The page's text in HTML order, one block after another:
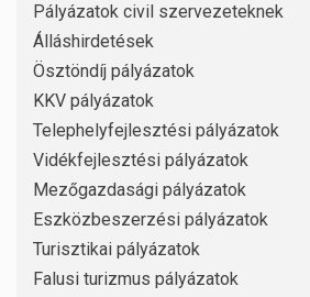
Pályázatok civil szervezeteknek
Álláshirdetések
Ösztöndíj pályázatok
KKV pályázatok
Telephelyfejlesztési pályázatok
Vidékfejlesztési pályázatok
Mezőgazdasági pályázatok
Eszközbeszerzési pályázatok
Turisztikai pályázatok
Falusi turizmus pályázatok